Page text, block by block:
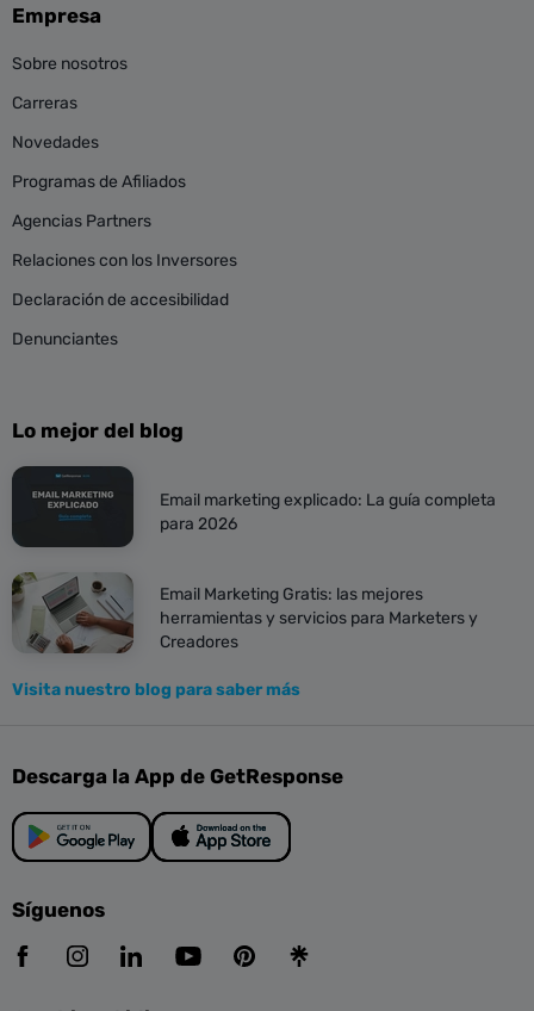
Empresa
Sobre nosotros
Carreras
Novedades
Programas de Afiliados
Agencias Partners
Relaciones con los Inversores
Declaración de accesibilidad
Denunciantes
Lo mejor del blog
Email marketing explicado: La guía completa
para 2026
Email Marketing Gratis: las mejores
herramientas y servicios para Marketers y
Creadores
Visita nuestro blog para saber más
Descarga la App de GetResponse
Síguenos